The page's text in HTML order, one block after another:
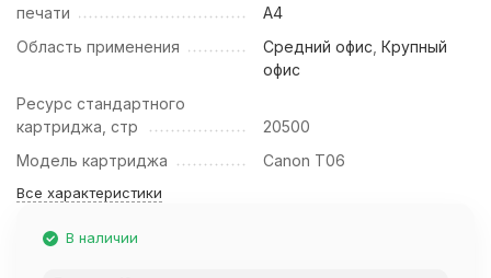
печати
А4
Область применения
Средний офис Крупный
офис
Ресурс стандартного
картриджа, cтр
20500
Модель картриджа
Canon T06
Все характеристики
В наличии